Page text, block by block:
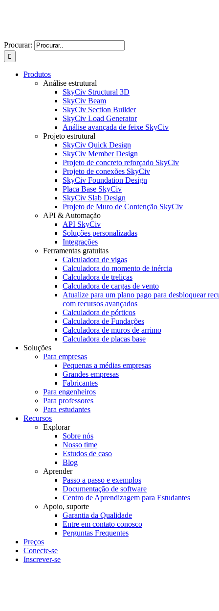
Procurar:
Produtos
Análise estrutural
SkyCiv Structural 3D
SkyCiv Beam
SkyCiv Section Builder
SkyCiv Load Generator
Análise avançada de feixe SkyCiv
Projeto estrutural
SkyCiv Quick Design
SkyCiv Member Design
Projeto de concreto reforçado SkyCiv
Projeto de conexões SkyCiv
SkyCiv Foundation Design
Placa Base SkyCiv
SkyCiv Slab Design
Projeto de Muro de Contenção SkyCiv
API & Automação
API SkyCiv
Soluções personalizadas
Integrações
Ferramentas gratuitas
Calculadora de vigas
Calculadora do momento de inércia
Calculadora de treliças
Calculadora de cargas de vento
Atualize para um plano pago para desbloquear
com recursos avançados
Calculadora de pórticos
Calculadora de Fundações
Calculadora de muros de arrimo
Calculadora de placas base
Soluções
Para empresas
Pequenas a médias empresas
Grandes empresas
Fabricantes
Para engenheiros
Para professores
Para estudantes
Recursos
Explorar
Sobre nós
Nosso time
Estudos de caso
Blog
Aprender
Passo a passo e exemplos
Documentação de software
Centro de Aprendizagem para Estudantes
Apoio, suporte
Garantia da Qualidade
Entre em contato conosco
Perguntas Frequentes
Preços
Conecte-se
Inscrever-se